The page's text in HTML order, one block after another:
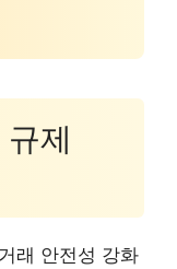
제
래 안전성 강화